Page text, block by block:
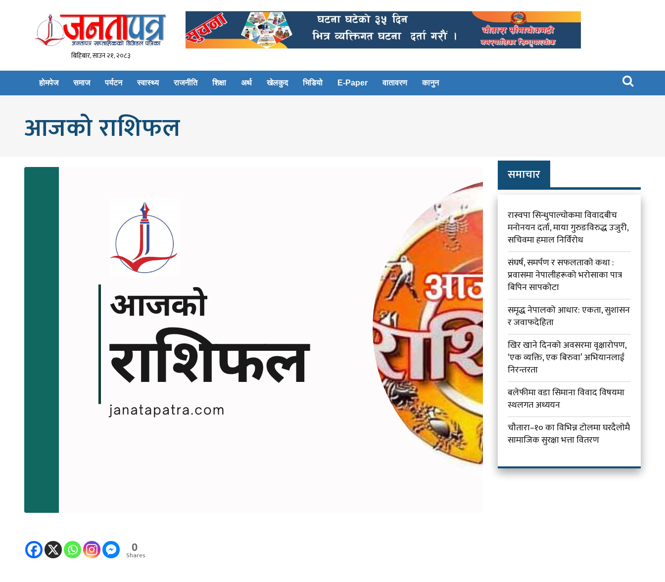
बिहिबार, साउन २१, २०८३
होमपेज समाज पर्यटन स्वास्थ्य राजनीति शिक्षा अर्थ खेलकुद भिडियो E-Paper वातावरण कानुन 
आजको राशिफल
0
Shares
समाचार
रास्वपा सिन्धुपाल्चोकमा विवादबीच
मनोनयन दर्ता, माया गुरुङविरुद्ध उजुरी,
सचिवमा हमाल निर्विरोध
संघर्ष, समर्पण र सफलताको कथा :
प्रवासमा नेपालीहरूको भरोसाका पात्र
बिपिन सापकोटा
समृद्ध नेपालको आधार: एकता, सुशासन
र जवाफदेहिता
खिर खाने दिनको अवसरमा वृक्षारोपण,
‘एक व्यक्ति, एक बिरुवा’ अभियानलाई
निरन्तरता
बलेफीमा वडा सिमाना विवाद विषयमा
स्थलगत अध्ययन
चौतारा–१० का विभिन्न टोलमा घरदैलोमै
सामाजिक सुरक्षा भत्ता वितरण